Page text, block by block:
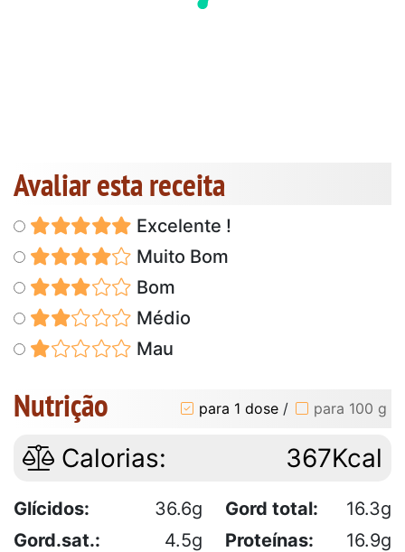
Avaliar esta receita
Excelente !
Muito Bom
Bom
Médio
Mau
Nutrição para 1 dose / para 100 g
Calorias: 367Kcal
Glícidos: 36.6g Gord total:
16.3g
Gord.sat.:
4.5g Proteínas:
16.9g